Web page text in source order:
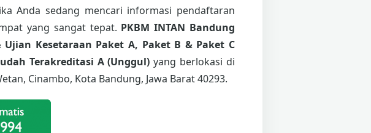
Anda sedang mencari informasi pendaftaran
yang sangat tepat. PKBM INTAN Bandung
Kesetaraan Paket A, Paket B & Paket C
Terakreditasi A (Unggul) yang berlokasi di
Cinambo, Kota Bandung, Jawa Barat 40293.